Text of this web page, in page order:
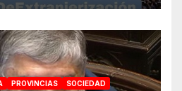
se negocia»
PROVINCIAS SOCIEDAD